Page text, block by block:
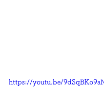
https://youtu.be/